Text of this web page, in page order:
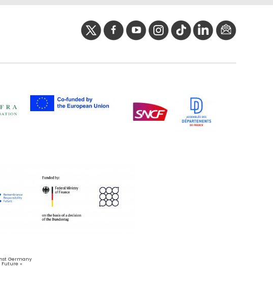
Germany
Future »